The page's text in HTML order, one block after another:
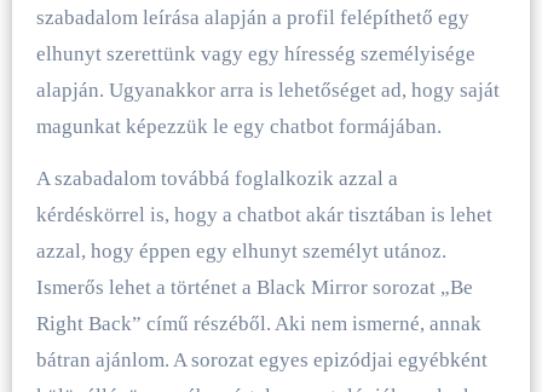
szabadalom leírása alapján a profil felépíthető egy
elhunyt szerettünk vagy egy híresség személyisége
alapján. Ugyanakkor arra is lehetőséget ad, hogy saját
magunkat képezzük le egy chatbot formájában.
A szabadalom továbbá foglalkozik azzal a
kérdéskörrel is, hogy a chatbot akár tisztában is lehet
azzal, hogy éppen egy elhunyt személyt utánoz.
Ismerős lehet a történet a Black Mirror sorozat „Be
Right Back” című részéből. Aki nem ismerné, annak
bátran ajánlom. A sorozat egyes epizódjai egyébként